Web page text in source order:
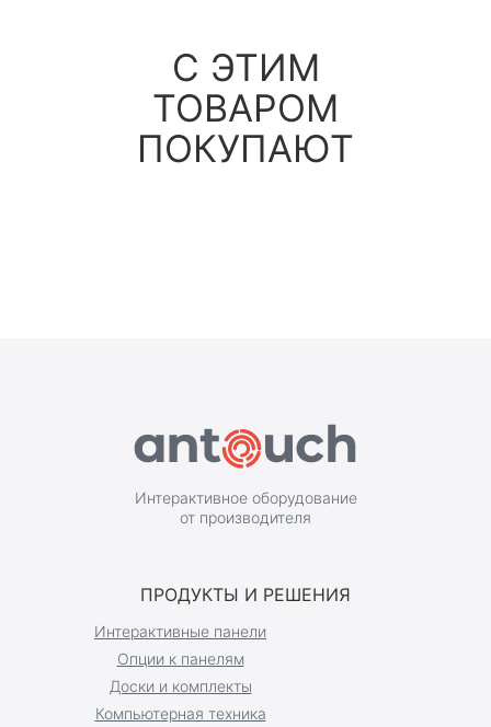
С ЭТИМ
ТОВАРОМ
ПОКУПАЮТ
Интерактивное оборудование
от производителя
ПРОДУКТЫ И РЕШЕНИЯ
Интерактивные панели
Доски и комплекты
Опции к панелям
Компьютерная техника